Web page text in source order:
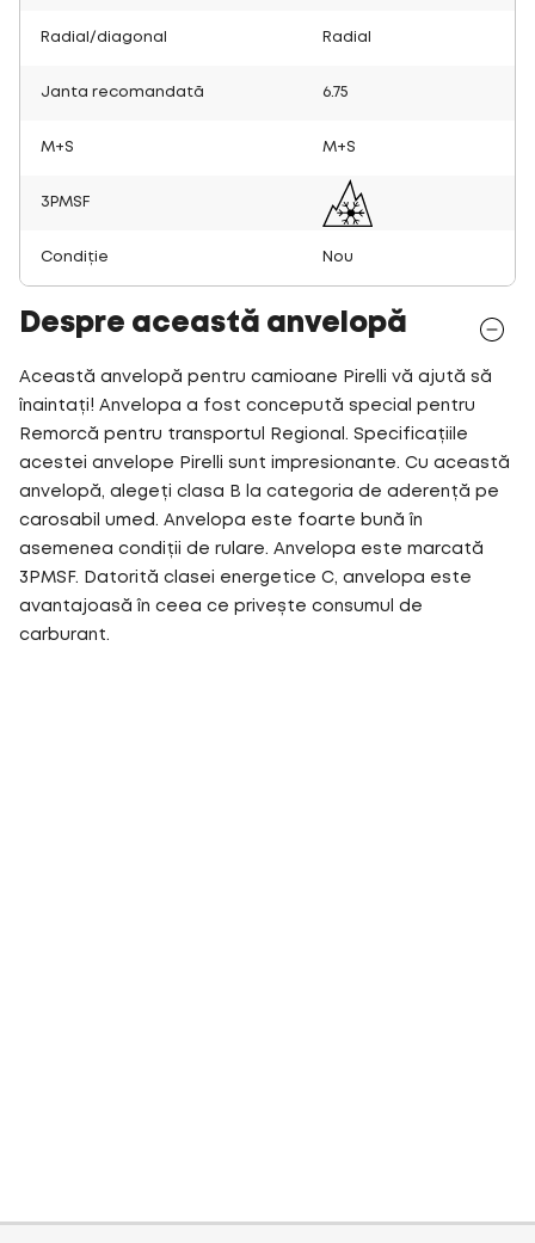
Radial/diagonal Radial
Janta recomandată 6.75
M+S M+S
3PMSF
Condiție Nou
Despre această anvelopă
Această anvelopă pentru camioane Pirelli vă ajută să
înaintați! Anvelopa a fost concepută special pentru
Remorcă pentru transportul Regional. Specificațiile
acestei anvelope Pirelli sunt impresionante. Cu această
anvelopă, alegeți clasa B la categoria de aderență pe
carosabil umed. Anvelopa este foarte bună în
asemenea condiții de rulare. Anvelopa este marcată
3PMSF. Datorită clasei energetice C, anvelopa este
avantajoasă în ceea ce privește consumul de
carburant.